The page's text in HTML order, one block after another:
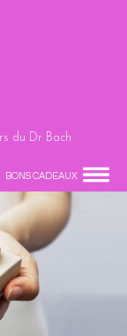
du Dr Bach
BONS CADEAUX